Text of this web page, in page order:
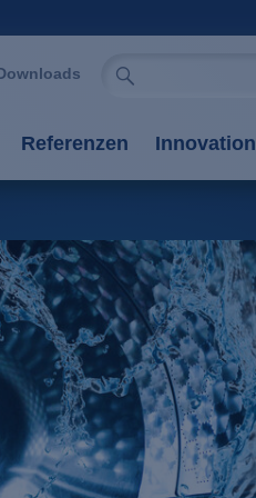
Verfahren
/ Sedimentation
Referenzen Innovation